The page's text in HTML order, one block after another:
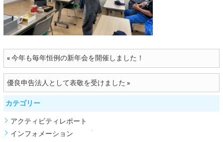
« 今年も毎年恒例の新年会を開催しました！
優良申告法人として表敬を受けました »
カテゴリー
アクティビティレポート
インフォメーション